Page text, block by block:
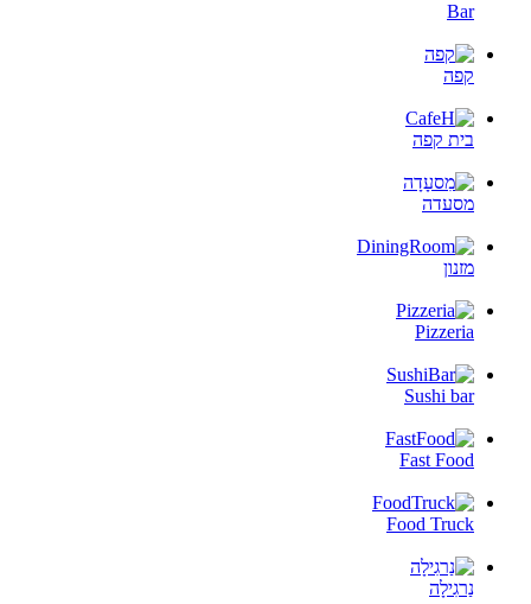
Bar
קפה
בית קפה
מסעדה
מזנון
Pizzeria
Sushi bar
Fast Food
Food Truck
נַרגִילָה